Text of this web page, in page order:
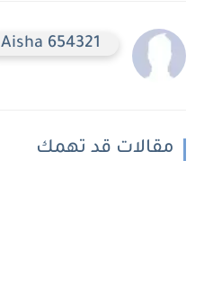
Aisha 654321
مقالات قد تهمك